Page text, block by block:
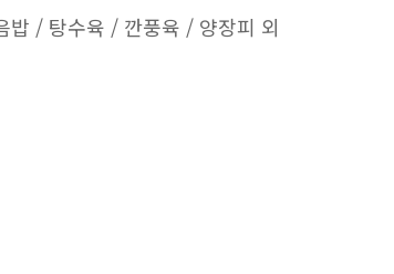
/ 탕수육 / 깐풍육 / 양장피 외